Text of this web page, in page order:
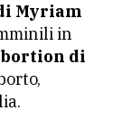
Myriam
in
di